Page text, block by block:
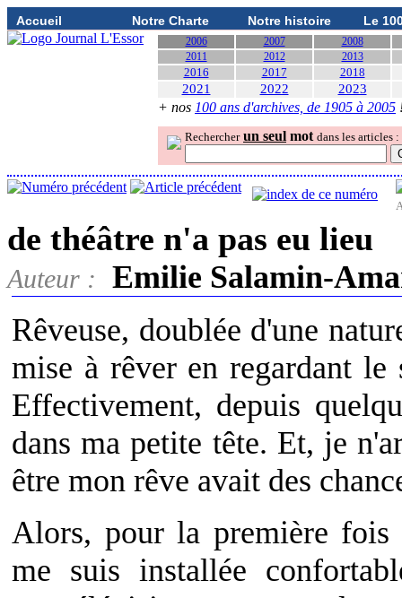
Accueil Notre Charte Notre histoire Le
2006 2007
2008
2011
2012 2013
2016 2017 2018
2021 2022 2023
+ nos 100 ans d'archives, de 1905 à 2005
Rechercher un seul mot dans les articles :
de théâtre n'a pas eu lieu
Auteur :
Emilie Salamin-
Rêveuse, doublée d'une
mise à rêver en regardant
Effectivement, depuis
dans ma petite tête. Et, je
être mon rêve avait des
Alors, pour la première
me suis installée